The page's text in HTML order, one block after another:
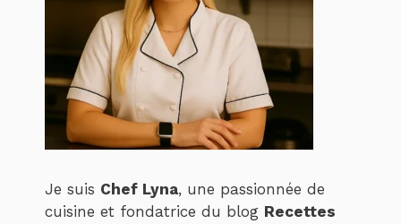
Je suis Chef Lyna, une passionnée de
cuisine et fondatrice du blog Recettes